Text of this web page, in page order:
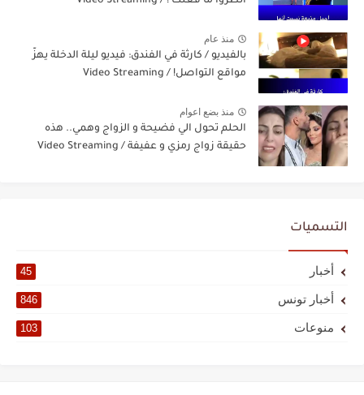
منذ عام
بالفيديو / كارثة في الفندق: فيديو ليلة الدخلة يهزّ
مواقع التواصل! / Video Streaming
منذ بضع اعوام
الحلم تحول الي فضيحة و الزواج وهمي.. هذه
حقيقة زواج رمزي و عفيفة / Video Streaming
التسميات
أخبار 45
أخبار تونس 846
منوعات 103